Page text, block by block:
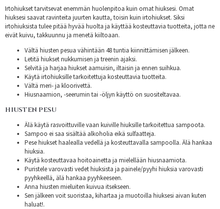
Irtohiukset tarvitsevat enemmän huolenpitoa kuin omat hiuksesi. Omat
hiuksesi saavat ravinteita juurten kautta, toisin kuin irtohiukset. Siksi
irtohiuksista tulee pitää hyvää huolta ja käyttää kosteuttavia tuotteita, jotta ne
eivät kuivu, takkuunnu ja menetä kiiltoaan.
Vältä hiusten pesua vähintään 48 tuntia kiinnittämisen jälkeen.
Letitä hiukset nukkumisen ja treenin ajaksi.
Selvitä ja harjaa hiukset aamuisin, iltaisin ja ennen suihkua.
Käytä irtohiuksille tarkoitettuja kosteuttavia tuotteita.
Vältä meri- ja kloorivettä.
Hiusnaamion, -seerumin tai -öljyn käyttö on suositeltavaa.
HIUSTEN PESU
Älä käytä rasvoittuville vaan kuiville hiuksille tarkoitettua sampoota.
Sampoo ei saa sisältää alkoholia eikä sulfaatteja.
Pese hiukset haalealla vedellä ja kosteuttavalla sampoolla. Älä hankaa
hiuksia.
Käytä kosteuttavaa hoitoainetta ja mielellään hiusnaamiota.
Puristele varovasti vedet hiuksista ja painele/pyyhi hiuksia varovasti
pyyhkeellä, älä hankaa pyyhkeeseen.
Anna hiusten mieluiten kuivua itsekseen.
Sen jälkeen voit suoristaa, kihartaa ja muotoilla hiuksesi aivan kuten
haluat!.